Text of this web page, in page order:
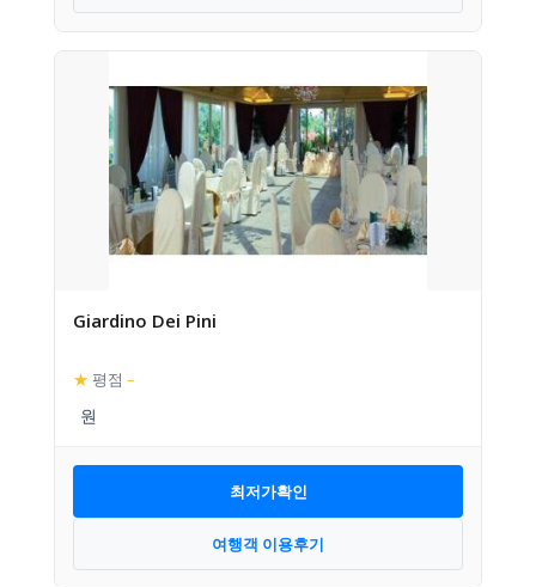
Giardino Dei Pini
★ 평점 –
최저가확인
여행객 이용후기